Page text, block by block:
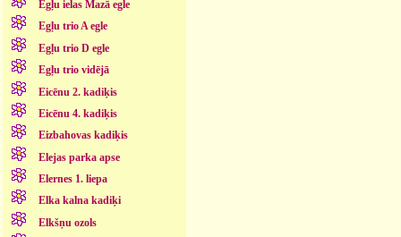
Egļu ielas Mazā egle
Egļu trio A egle
Egļu trio D egle
Egļu trio vidējā
Eicēnu 2. kadiķis
Eicēnu 4. kadiķis
Eizbahovas kadiķis
Elejas parka apse
Elernes 1. liepa
Elka kalna kadiķi
Elkšņu ozols